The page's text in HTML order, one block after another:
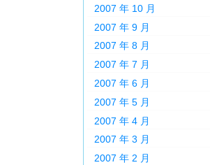
2007 年 10 月
2007 年 9 月
2007 年 8 月
2007 年 7 月
2007 年 6 月
2007 年 5 月
2007 年 4 月
2007 年 3 月
2007 年 2 月